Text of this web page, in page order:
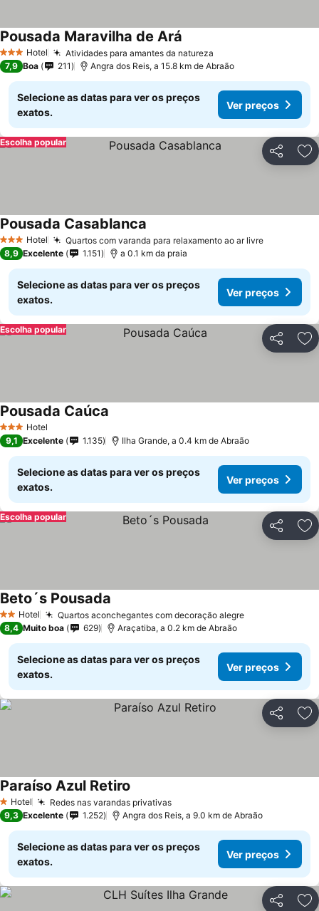
3 EstrelasHotel Atividades para amantes da natureza
Pousada Maravilha de Ará
7,9 Boa 211 Angra dos Reis, a 15.8 km de Abraão
Selecione as datas para ver os preços
exatos.
Ver preços
Partilhar
Escolha popular
3 EstrelasHotel Quartos com varanda para relaxamento ao ar livreVer
Pousada Casablanca
8,9 Excelente 1.151 a 0.1 km da praia
Selecione as datas para ver os preços
exatos.
Ver preços
Partilhar
Escolha popular
3 EstrelasHotel
Pousada Caúca
9,1 Excelente 1.135 Ilha Grande, a 0.4 km de Abraão
Selecione as datas para ver os preços
exatos.
Ver preços
Partilhar
Escolha popular
2 Estrelas
Hotel Quartos aconchegantes com decoração alegreVer preços
Beto´s Pousada
8,4 Muito boa 629 Araçatiba, a 0.2 km de Abraão
Selecione as datas para ver os preços
exatos.
Ver preços
Partilhar
1 Estrelas
Hotel Redes nas varandas privativasVer preços
Paraíso Azul Retiro
9,3 Excelente 1.252 Angra dos Reis, a 9.0 km de Abraão
Selecione as datas para ver os preços
exatos.
Ver preços
Partilhar